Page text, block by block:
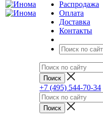
Распродажа
Оплата
Доставка
Контакты
+7 (495) 544-70-34